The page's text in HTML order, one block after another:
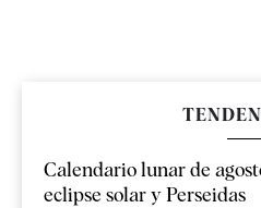
Calendario lunar de
eclipse solar y Perseidas